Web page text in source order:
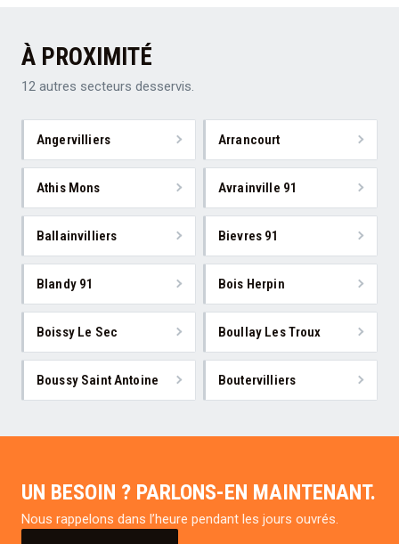
À PROXIMITÉ
12 autres secteurs desservis.
Angervilliers Arrancourt
Athis Mons Avrainville 91
Ballainvilliers Bievres 91
Blandy 91 Bois Herpin
Boissy Le Sec Boullay Les Troux
Boussy Saint Antoine Boutervilliers
UN BESOIN ? PARLONS-EN MAINTENANT.
Nous rappelons dans l’heure pendant les jours ouvrés.